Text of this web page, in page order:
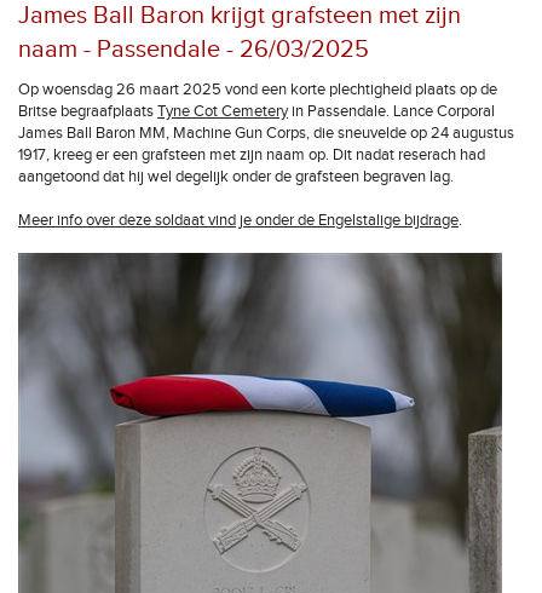
James Ball Baron krijgt grafsteen met zijn
naam - Passendale - 26/03/2025
Op woensdag 26 maart 2025 vond een korte plechtigheid plaats op de
Britse begraafplaatsTyne Cot Cemeteryin Passendale. Lance Corporal
James Ball Baron MM, Machine Gun Corps, die sneuvelde op 24 augustus
1917, kreeg er een grafsteen met zijn naam op. Dit nadat reserach had
aangetoond dat hij wel degelijk onder de grafsteen begraven lag.
Meer info over deze soldaat vind je onder de Engelstalige bijdrage.